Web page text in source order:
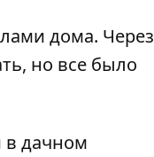
дома. Через
но все было
в дачном